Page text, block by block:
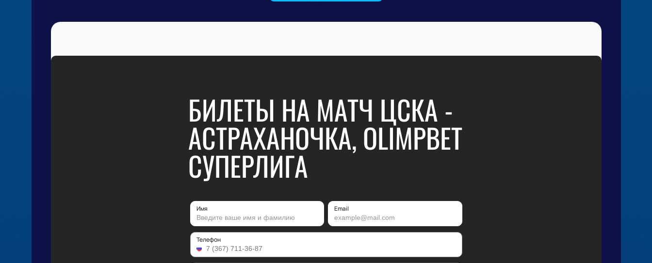
БИЛЕТЫ НА МАТЧ ЦСКА -
АСТРАХАНОЧКА, OLIMPBET
СУПЕРЛИГА
Имя Email
Телефон